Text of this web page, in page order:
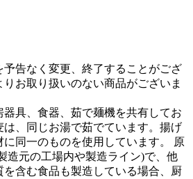
予告なく変更、終了することがござ
お取り扱いのない商品がございま
器具、食器、茹で麺機を共有してお
は、同じお湯で茹でています。揚げ
に同一のものを使用しています。 原
造元の工場内や製造ライン)で、他
を含む食品も製造している場合、厨